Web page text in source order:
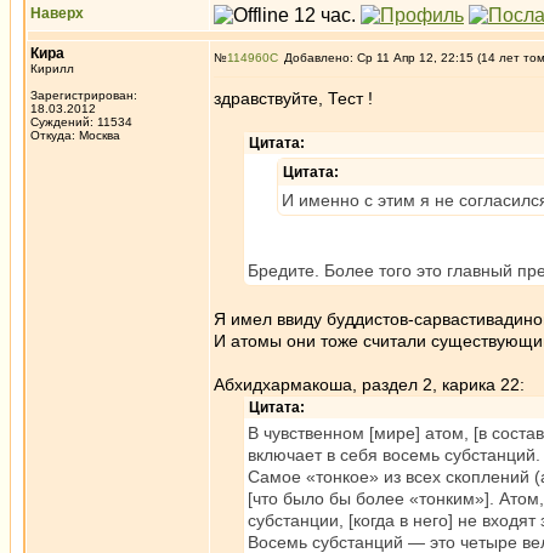
Наверх
Кира
Кирилл
Зарегистрирован:
18.03.2012
Суждений: 11534
Откуда: Москва
№114960 Добавлено: Ср 11 Апр 12, 22:15 (14 лет
здравствуйте, Тест !
Цитата:
Цитата:
И именно с этим я не
Бредите. Более того это главный
Я имел ввиду буддистов-
И атомы они тоже считали
Абхидхармакоша, раздел 2, карика 22:
Цитата:
В чувственном [мире] атом, [в
включает в себя восемь субстанций.
Самое «тонкое» из всех скоплений
[что было бы более «тонким»].
субстанции, [когда в него] не
Восемь субстанций — это четыре